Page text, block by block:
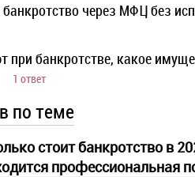
через МФЦ без
при банкротстве, какое
1 ответ
по теме
стоит банкротство в
профессиональная